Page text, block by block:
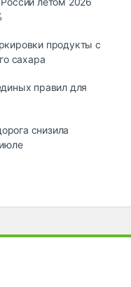
продукты с
сахара
правил для
снизила